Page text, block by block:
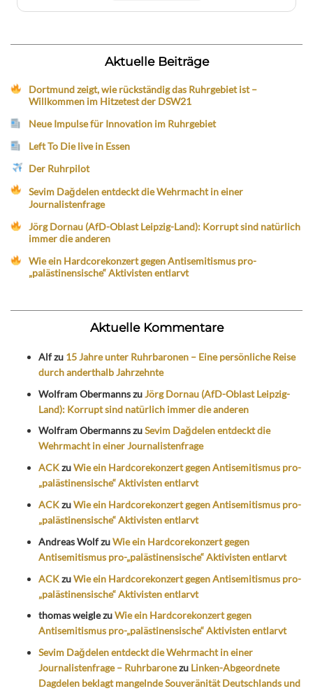
Aktuelle Beiträge
Dortmund zeigt, wie rückständig das Ruhrgebiet ist –
Willkommen im Hitzetest der DSW21
Neue Impulse für Innovation im Ruhrgebiet
Left To Die live in Essen
Der Ruhrpilot
Sevim Dağdelen entdeckt die Wehrmacht in einer
Journalistenfrage
Jörg Dornau (AfD-Oblast Leipzig-Land): Korrupt sind natürlich
immer die anderen
Wie ein Hardcorekonzert gegen Antisemitismus pro-
„palästinensische“ Aktivisten entlarvt
Aktuelle Kommentare
Alfzu 15 Jahre unter Ruhrbaronen – Eine persönliche Reise
durch anderthalb Jahrzehnte
Wolfram ObermannszuJörg Dornau (AfD-Oblast Leipzig-
Land): Korrupt sind natürlich immer die anderen
Wolfram ObermannszuSevim Dağdelen entdeckt die
Wehrmacht in einer Journalistenfrage
ACKzuWie ein Hardcorekonzert gegen Antisemitismus pro-
„palästinensische“ Aktivisten entlarvt
ACKzuWie ein Hardcorekonzert gegen Antisemitismus pro-
„palästinensische“ Aktivisten entlarvt
Andreas WolfzuWie ein Hardcorekonzert gegen
Antisemitismus pro-„palästinensische“ Aktivisten entlarvt
ACKzuWie ein Hardcorekonzert gegen Antisemitismus pro-
„palästinensische“ Aktivisten entlarvt
thomas weiglezuWie ein Hardcorekonzert gegen
Antisemitismus pro-„palästinensische“ Aktivisten entlarvt
Sevim Dağdelen entdeckt die Wehrmacht in einer
Journalistenfrage – Ruhrbaronezu Linken-Abgeordnete
Dagdelen beklagt mangelnde Souveränität Deutschlands und